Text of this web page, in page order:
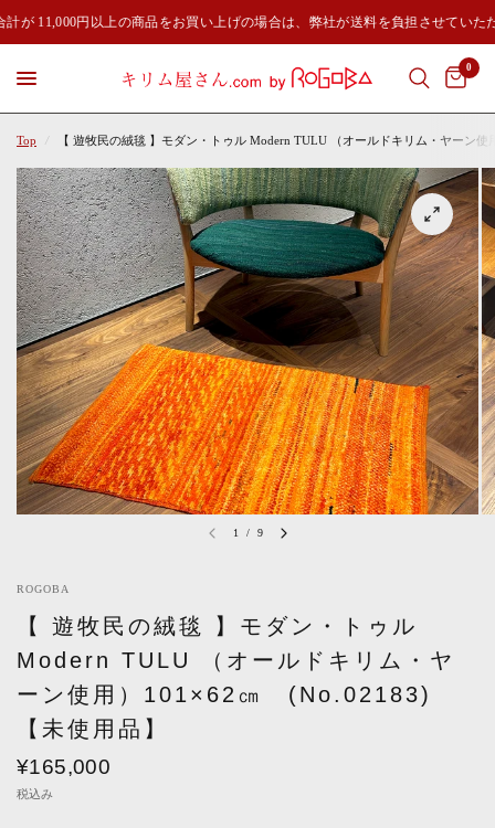
が 11,000円以上の商品をお買い上げの場合は、弊社が送料を負担させていた
0
Top / 【 遊牧民の絨毯 】モダン・トゥル Modern TULU （オールドキリム・ヤーン
1 / 9
ROGOBA
【 遊牧民の絨毯 】モダン・トゥル
Modern TULU （オールドキリム・ヤ
ーン使用）101×62㎝ (No.02183)
【未使用品】
¥165,000
税込み